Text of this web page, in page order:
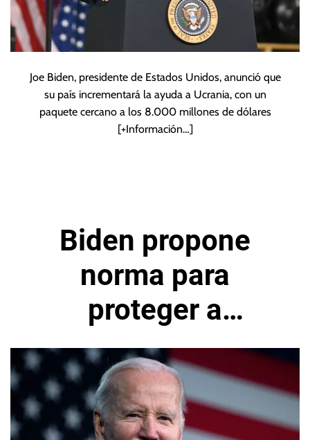
Joe Biden, presidente de Estados Unidos, anunció que
su país incrementará la ayuda a Ucrania, con un
paquete cercano a los 8.000 millones de dólares
[+Información…]
Biden propone
norma para
proteger a
trabajadores
expuestos al calor
extremo